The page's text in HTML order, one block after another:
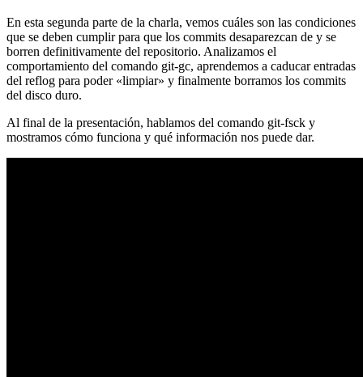
En esta segunda parte de la charla, vemos cuáles son las condiciones
que se deben cumplir para que los commits desaparezcan de y se
borren definitivamente del repositorio. Analizamos el
comportamiento del comando git-gc, aprendemos a caducar entradas
del reflog para poder «limpiar» y finalmente borramos los commits
del disco duro.
Al final de la presentación, hablamos del comando git-fsck y
mostramos cómo funciona y qué información nos puede dar.